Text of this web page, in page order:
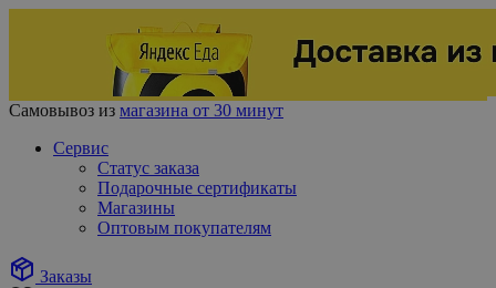
Самовывоз из магазина от 30 минут
Сервис
Статус заказа
Подарочные сертификаты
Магазины
Оптовым покупателям
Заказы